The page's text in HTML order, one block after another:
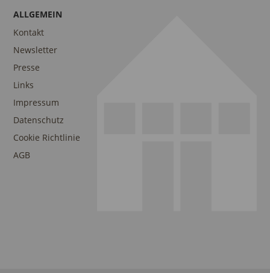
ALLGEMEIN
Kontakt
Newsletter
Presse
Links
Impressum
Datenschutz
Cookie Richtlinie
AGB